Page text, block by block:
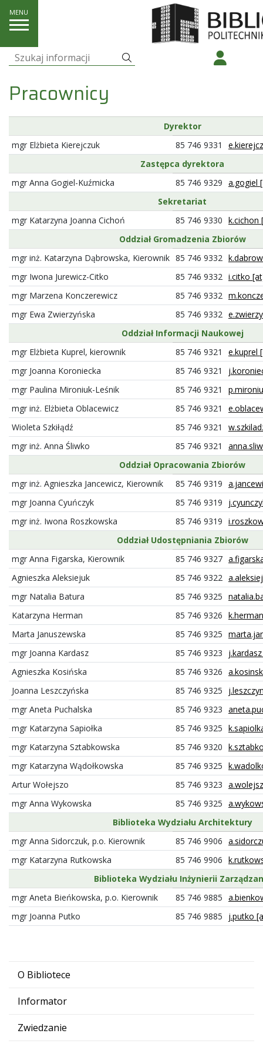
Szukaj:
O nas Pracownicy
Pracownicy
Dyrektor
mgr Elżbieta Kierejczuk
85 746 9331
Zastępca dyrektora
mgr Anna Gogiel-Kuźmicka
85 746 9329 a.gogiel
Sekretariat
mgr Katarzyna Joanna Cichoń
85 746 9330 k.cichon
Oddział Gromadzenia Zbiorów
mgr inż. Katarzyna Dąbrowska, Kierownik 85 746 9332
mgr Iwona Jurewicz-Citko
85 746 9332 i.citko
mgr Marzena Konczerewicz
85 746 9332
mgr Ewa Zwierzyńska
85 746 9332
Oddział Informacji Naukowej
mgr Elżbieta Kuprel, kierownik
85 746 9321
e.kuprel
mgr Joanna Koroniecka
85 746 9321
mgr Paulina Mironiuk-Leśnik
85 746 9321
mgr inż. Elżbieta Oblacewicz
85 746 9321
Wioleta Szkiłądź
85 746 9321
mgr inż. Anna Śliwko
85 746 9321
Oddział Opracowania Zbiorów
mgr inż. Agnieszka Jancewicz, Kierownik
85 746 9319
mgr Joanna Cyuńczyk
85 746 9319
mgr inż. Iwona Roszkowska
85 746 9319
Oddział Udostępniania Zbiorów
mgr Anna Figarska, Kierownik
85 746 9327
Agnieszka Aleksiejuk
85 746 9322
mgr Natalia Batura
85 746 9325
Katarzyna Herman
85 746 9326
Marta Januszewska
85 746 9325
mgr Joanna Kardasz
85 746 9323
Agnieszka Kosińska
85 746 9326
Joanna Leszczyńska
85 746 9325
mgr Aneta Puchalska
85 746 9323
mgr Katarzyna Sapiołka
85 746 9325
mgr Katarzyna Sztabkowska
85 746 9320
mgr Katarzyna Wądołkowska
85 746 9325
Artur Wołejszo
85 746 9323
mgr Anna Wykowska
85 746 9325
Biblioteka Wydziału Architektury
mgr Anna Sidorczuk, p.o. Kierownik
85 746 9906
mgr Katarzyna Rutkowska
85 746 9906
Biblioteka Wydziału Inżynierii
mgr Aneta Bieńkowska, p.o. Kierownik
85 746 9885
mgr Joanna Putko
85 746 9885 j.putko
O Bibliotece
Informator
Zwiedzanie